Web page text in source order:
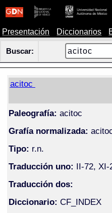
Presentación Diccionarios
Buscar:
acitoc
Paleografía: acitoc
Grafía normalizada:
Tipo: r.n.
Traducción uno: II-72, XI-
Traducción dos:
Diccionario: CF_INDEX